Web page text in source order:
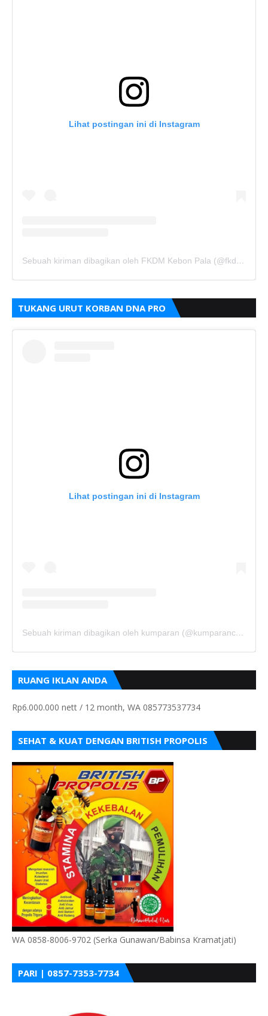
Lihat postingan ini di Instagram
Sebuah kiriman dibagikan oleh FKDM Kebon Pala (@fkdm_kebonpala)
TUKANG URUT KORBAN DNA PRO
Lihat postingan ini di Instagram
Sebuah kiriman dibagikan oleh kumparan (@kumparancom)
RUANG IKLAN ANDA
Rp6.000.000 nett / 12 month, WA 085773537734
SEHAT & KUAT DENGAN BRITISH PROPOLIS
WA 0858-8006-9702 (Serka Gunawan/Babinsa Kramatjati)
PARI | 0857-7353-7734